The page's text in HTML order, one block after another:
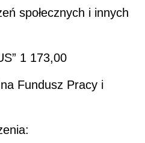
społecznych i innych
1 173,00
Fundusz Pracy i